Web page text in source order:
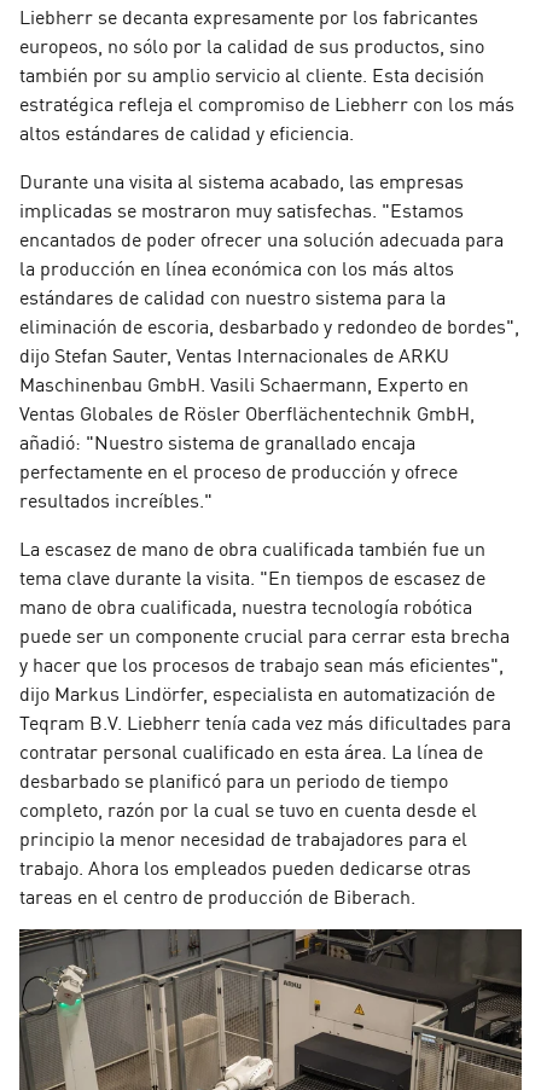
Liebherr se decanta expresamente por los fabricantes
europeos, no sólo por la calidad de sus productos, sino
también por su amplio servicio al cliente. Esta decisión
estratégica refleja el compromiso de Liebherr con los más
altos estándares de calidad y eficiencia.
Durante una visita al sistema acabado, las empresas
implicadas se mostraron muy satisfechas. "Estamos
encantados de poder ofrecer una solución adecuada para
la producción en línea económica con los más altos
estándares de calidad con nuestro sistema para la
eliminación de escoria, desbarbado y redondeo de bordes",
dijo Stefan Sauter, Ventas Internacionales de ARKU
Maschinenbau GmbH. Vasili Schaermann, Experto en
Ventas Globales de Rösler Oberflächentechnik GmbH,
añadió: "Nuestro sistema de granallado encaja
perfectamente en el proceso de producción y ofrece
resultados increíbles."
La escasez de mano de obra cualificada también fue un
tema clave durante la visita. "En tiempos de escasez de
mano de obra cualificada, nuestra tecnología robótica
puede ser un componente crucial para cerrar esta brecha
y hacer que los procesos de trabajo sean más eficientes",
dijo Markus Lindörfer, especialista en automatización de
Teqram B.V. Liebherr tenía cada vez más dificultades para
contratar personal cualificado en esta área. La línea de
desbarbado se planificó para un periodo de tiempo
completo, razón por la cual se tuvo en cuenta desde el
principio la menor necesidad de trabajadores para el
trabajo. Ahora los empleados pueden dedicarse otras
tareas en el centro de producción de Biberach.